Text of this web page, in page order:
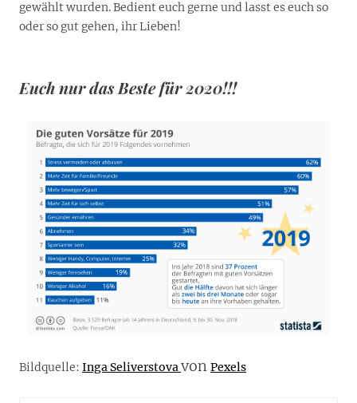
gewählt wurden. Bedient euch gerne und lasst es euch so
oder so gut gehen, ihr Lieben!
Euch nur das Beste für 2020!!!
Bildquelle: Inga Seliverstovavon Pexels